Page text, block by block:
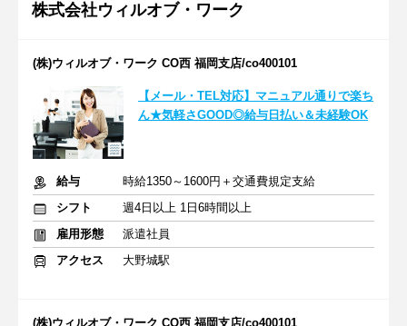
株式会社ウィルオブ・ワーク
(株)ウィルオブ・ワーク CO西 福岡支店/co400101
【メール・TEL対応】マニュアル通りで楽ち
ん★気軽さGOOD◎給与日払い＆未経験OK
給与
時給1350～1600円＋交通費規定支給
シフト
週4日以上 1日6時間以上
雇用形態
派遣社員
アクセス
大野城駅
(株)ウィルオブ・ワーク CO西 福岡支店/co400101